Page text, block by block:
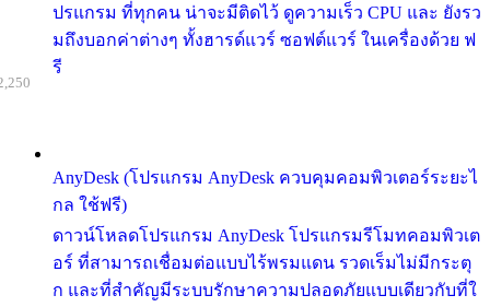
ปรแกรม ที่ทุกคน น่าจะมีติดไว้ ดูความเร็ว CPU และ ยังรว
มถึงบอกค่าต่างๆ ทั้งฮารด์แวร์ ซอฟต์แวร์ ในเครื่องด้วย ฟ
รี
AnyDesk (โปรแกรม AnyDesk ควบคุมคอมพิวเตอร์ระยะไ
กล ใช้ฟรี)
ดาวน์โหลดโปรแกรม AnyDesk โปรแกรมรีโมทคอมพิวเต
อร์ ที่สามารถเชื่อมต่อแบบไร้พรมแดน รวดเร็มไม่มีกระตุ
ก และที่สำคัญมีระบบรักษาความปลอดภัยแบบเดียวกับที่ใ